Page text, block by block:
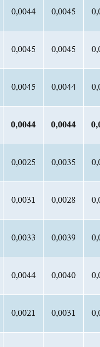
0,0044 0,0045
0,0045 0,0045
0,0045 0,0044
0,0044 0,0044
0,0025 0,0035
0,0031 0,0028
0,0033 0,0039
0,0044 0,0040
0,0021 0,0031